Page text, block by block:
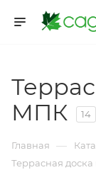
МПК
14
Главная —
Террасная